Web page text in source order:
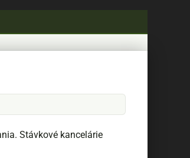
Stávkové kancelárie